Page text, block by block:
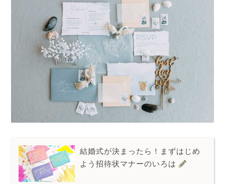
結婚式が決まったら！まずはじめ
よう招待状マナーのいろは